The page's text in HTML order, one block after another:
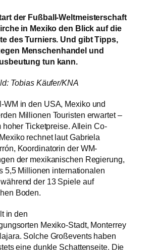
der Fußball-Weltmeisterschaft
in Mexiko den Blick auf die
des Turniers. Und gibt Tipps,
Menschenhandel und
tun kann.
Tobias Käufer/KNA
WM in den USA, Mexiko und
Millionen Touristen erwartet –
hoher Ticketpreise. Allein Co-
rechnet laut Gabriela
Koordinatorin der WM-
der mexikanischen Regierung,
5,5 Millionen internationalen
der 13 Spiele auf
Boden.
in den
Mexiko-Stadt, Monterrey
Solche Großevents haben
eine dunkle Schattenseite. Die